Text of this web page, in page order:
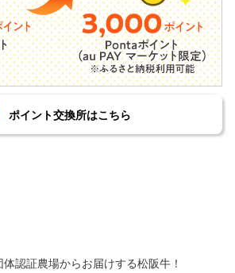
ポイント交換所はこちら
体認証農場からお届けする松阪牛！